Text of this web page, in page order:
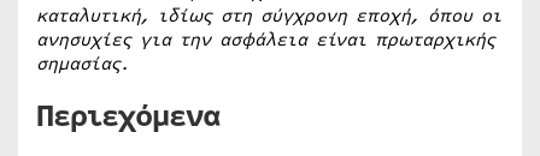
καταλυτική, ιδίως στη σύγχρονη εποχή, όπου οι
ανησυχίες για την ασφάλεια είναι πρωταρχικής
σημασίας.
Περιεχόμενα